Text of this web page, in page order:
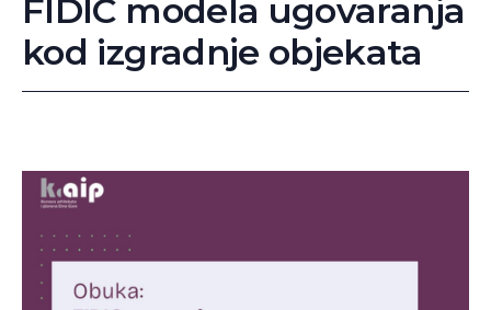
FIDIC modela ugovaranja
kod izgradnje objekata